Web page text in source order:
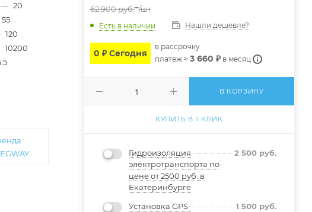
— 20
55
120
10200
62 900руб. /шт
Есть в наличии Нашли дешевле?
0 ₽ Сегодня
в расcрочку
платеж ≈ 3 660 ₽в месяц
В КОРЗИНУ
КУПИТЬ В 1 КЛИК
Гидроизоляция
электротранспорта по
цене от 2500 руб. в
Екатеринбурге
2 500руб.
Установка GPS-
1 500руб.